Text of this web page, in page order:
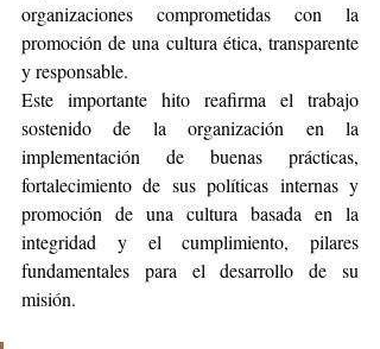
organizaciones comprometidas con la
promoción de una cultura ética, transparente
y responsable.
Este importante hito reafirma el trabajo
sostenido de la organización en la
implementación de buenas prácticas,
fortalecimiento de sus políticas internas y
promoción de una cultura basada en la
integridad y el cumplimiento, pilares
fundamentales para el desarrollo de su
misión.